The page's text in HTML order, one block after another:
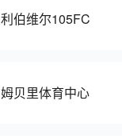
利伯维尔105FC
姆贝里体育中心